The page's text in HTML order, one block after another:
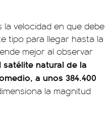
la velocidad en que debe
tipo para llegar hasta la
mejor al observar
satélite natural de la
a unos 384.400
la magnitud